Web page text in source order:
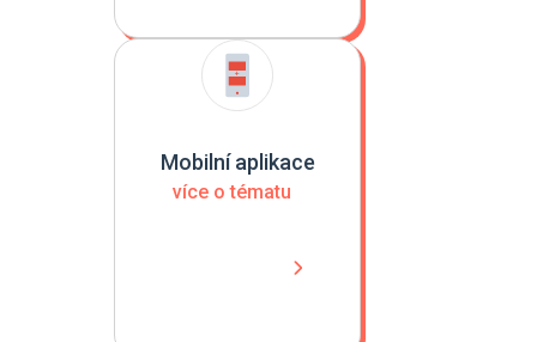
Mobilní aplikace
více o tématu